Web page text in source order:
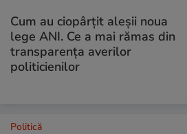
Cum au ciopârțit aleșii noua
lege ANI. Ce a mai rămas din
transparența averilor
politicienilor
Politică